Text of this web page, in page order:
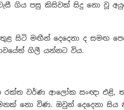
ගිය පසු කිසිවක් සිදු නො වූ
සිටි මඟීන් දෙදෙනා ද සමඟ
ගිලී යන්නට විය.
රක්ත වර්ණ ආලෝක සංඥා එළි,
නො විණ. ඔවුන් දෙදෙනා